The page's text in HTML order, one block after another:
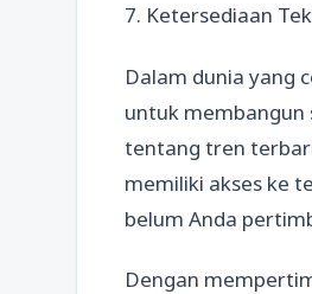
7. Ketersediaan
Dalam dunia yang
untuk
tentang tren
memiliki akses ke
belum Anda
Dengan